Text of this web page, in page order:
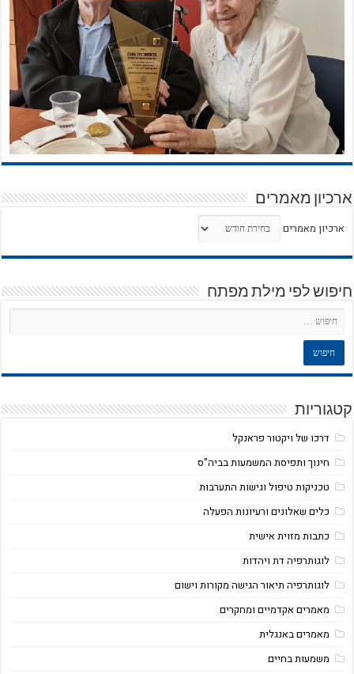
ארכיון מאמרים
ארכיון מאמרים
חיפוש לפי מילת מפתח
קטגוריות
דרכו של ויקטור פראנקל
חינוך ותפיסת המשמעות בביה"ס
טכניקות טיפול וגישות התערבות
כלים שאלונים ורעיונות הפעלה
כתבות מזוית אישית
לוגותרפיה דת ויהדות
לוגותרפיה תיאור הגישה מקורות וישום
מאמרים אקדמיים ומחקרים
מאמרים באנגלית
משמעות בחיים